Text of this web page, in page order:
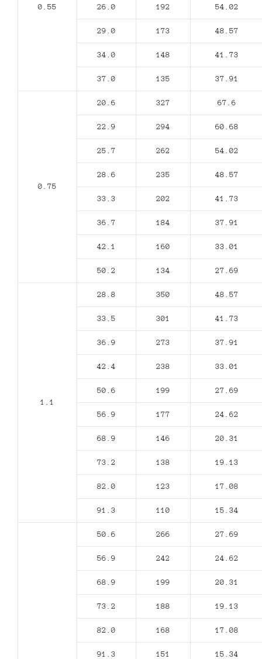
0.55 26.0 192 54.02
29.0 173 48.57
34.0 148 41.73
37.0 135 37.91
0.75
20.6 327 67.6
22.9 294 60.68
25.7 262 54.02
28.6 235 48.57
33.3 202 41.73
36.7 184 37.91
42.1 160 33.01
50.2 134 27.69
1.1
28.8 350 48.57
33.5 301 41.73
36.9 273 37.91
42.4 238 33.01
50.6 199 27.69
56.9 177 24.62
68.9 146 20.31
73.2 138 19.13
82.0 123 17.08
91.3 110 15.34
50.6 266 27.69
56.9 242 24.62
68.9 199 20.31
73.2 188 19.13
82.0 168 17.08
91.3 151 15.34